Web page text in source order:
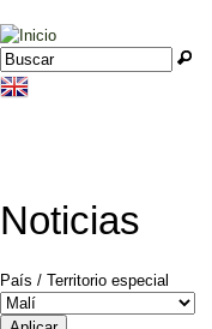
Jump to navigation
Formulario de
Buscar
Noticias
País / Territorio especial